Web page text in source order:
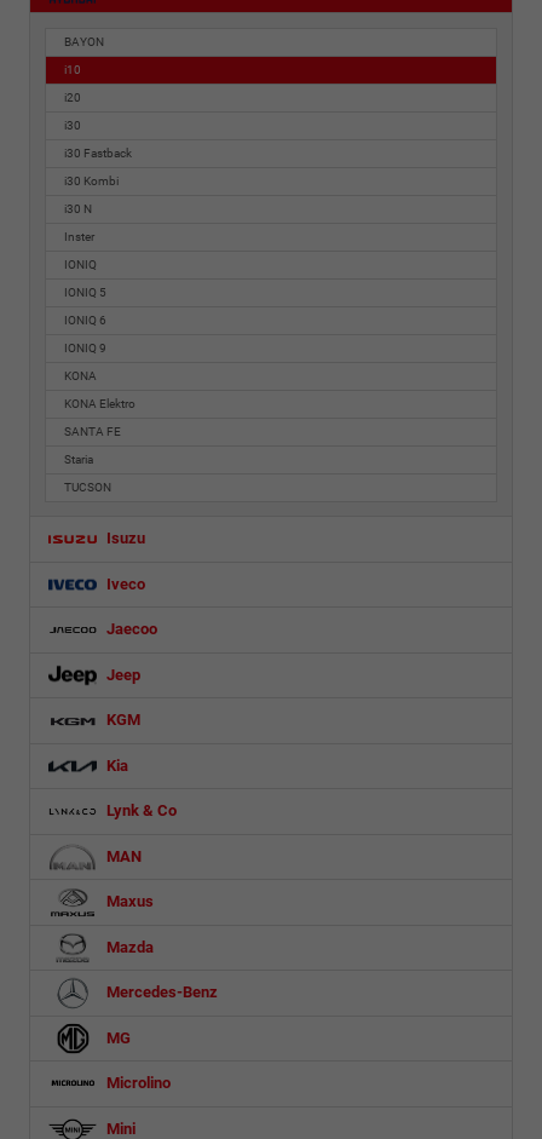
BAYON
i10
i20
i30
i30 Fastback
i30 Kombi
i30 N
Inster
IONIQ
IONIQ 5
IONIQ 6
IONIQ 9
KONA
KONA Elektro
SANTA FE
Staria
TUCSON
Isuzu
Iveco
Jaecoo
Jeep
KGM
Kia
Lynk & Co
MAN
Maxus
Mazda
Mercedes-Benz
MG
Microlino
Mini